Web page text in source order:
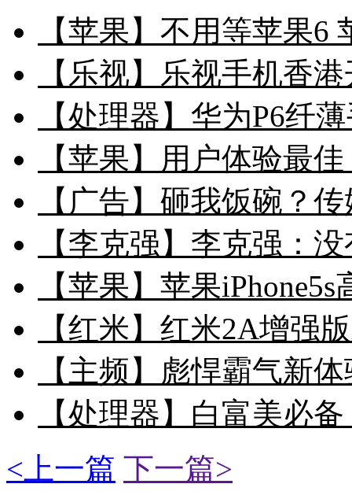
【苹果】不用等苹果6
【乐视】乐视手机香
【处理器】华为P6纤
【苹果】用户体验最
【广告】砸我饭碗？
【李克强】李克强：
【苹果】苹果
【红米】红米2A增强
【主频】彪悍霸气新
【处理器】白富美必
<上一篇 下一篇>